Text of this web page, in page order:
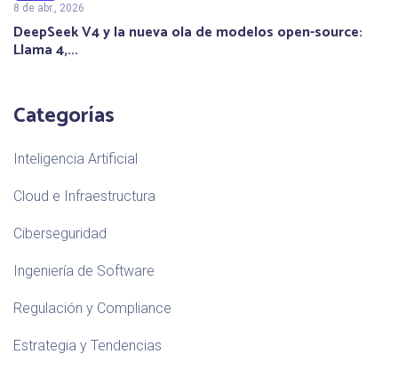
8 de abr., 2026
DeepSeek V4 y la nueva ola de modelos open-source:
Llama 4,...
Categorías
Inteligencia Artificial
Cloud e Infraestructura
Ciberseguridad
Ingeniería de Software
Regulación y Compliance
Estrategia y Tendencias